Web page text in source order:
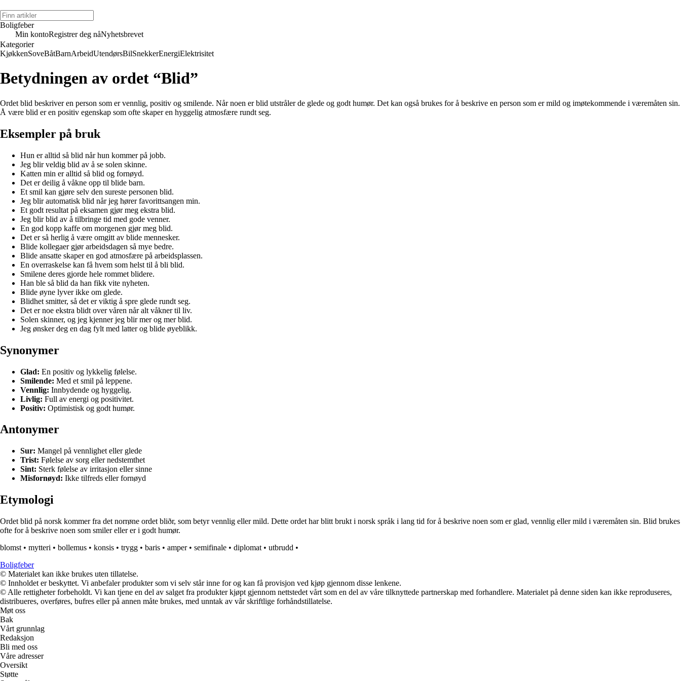
Boligfeber
Min kontoRegistrer deg nåNyhetsbrevet
Kategorier
KjøkkenSoveBåtBarnArbeidUtendørsBilSnekkerEnergiElektrisitet
Betydningen av ordet “Blid”
Ordet blid beskriver en person som er vennlig, positiv og smilende. Når noen er blid utstråler de glede og godt humør. Det kan også brukes for å beskrive en person som er mild og imøtekommende i væremåten sin.
Å være blid er en positiv egenskap som ofte skaper en hyggelig atmosfære rundt seg.
Eksempler på bruk
Hun er alltid så blid når hun kommer på jobb.
Jeg blir veldig blid av å se solen skinne.
Katten min er alltid så blid og fornøyd.
Det er deilig å våkne opp til blide barn.
Et smil kan gjøre selv den sureste personen blid.
Jeg blir automatisk blid når jeg hører favorittsangen min.
Et godt resultat på eksamen gjør meg ekstra blid.
Jeg blir blid av å tilbringe tid med gode venner.
En god kopp kaffe om morgenen gjør meg blid.
Det er så herlig å være omgitt av blide mennesker.
Blide kollegaer gjør arbeidsdagen så mye bedre.
Blide ansatte skaper en god atmosfære på arbeidsplassen.
En overraskelse kan få hvem som helst til å bli blid.
Smilene deres gjorde hele rommet blidere.
Han ble så blid da han fikk vite nyheten.
Blide øyne lyver ikke om glede.
Blidhet smitter, så det er viktig å spre glede rundt seg.
Det er noe ekstra blidt over våren når alt våkner til liv.
Solen skinner, og jeg kjenner jeg blir mer og mer blid.
Jeg ønsker deg en dag fylt med latter og blide øyeblikk.
Synonymer
Glad: En positiv og lykkelig følelse.
Smilende: Med et smil på leppene.
Vennlig: Innbydende og hyggelig.
Livlig: Full av energi og positivitet.
Positiv: Optimistisk og godt humør.
Antonymer
Sur: Mangel på vennlighet eller glede
Trist: Følelse av sorg eller nedstemthet
Sint: Sterk følelse av irritasjon eller sinne
Misfornøyd: Ikke tilfreds eller fornøyd
Etymologi
Ordet blid på norsk kommer fra det norrøne ordet bliðr, som betyr vennlig eller mild. Dette ordet har blitt brukt i norsk språk i lang tid for å beskrive noen som er glad, vennlig eller mild i væremåten sin. Blid brukes
ofte for å beskrive noen som smiler eller er i godt humør.
blomst • mytteri • bollemus • konsis • trygg • baris • amper• semifinale • diplomat • utbrudd •
Boligfeber
© Materialet kan ikke brukes uten tillatelse.
© Innholdet er beskyttet. Vi anbefaler produkter som vi selv står inne for og kan få provisjon ved kjøp gjennom disse lenkene.
© Alle rettigheter forbeholdt. Vi kan tjene en del av salget fra produkter kjøpt gjennom nettstedet vårt som en del av våre tilknyttede partnerskap med forhandlere. Materialet på denne siden kan ikke reproduseres,
distribueres, overføres, bufres eller på annen måte brukes, med unntak av vår skriftlige forhåndstillatelse.
Møt oss
Bak
Vårt grunnlag
Redaksjon
Bli med oss
Våre adresser
Oversikt
Støtte